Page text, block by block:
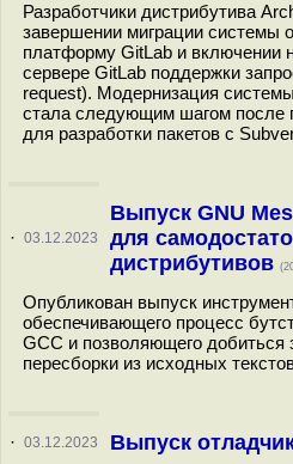
Разработчики дистрибутива
завершении миграции системы
платформу GitLab и включении
сервере GitLab поддержки
request). Модернизация
стала следующим шагом после
для разработки пакетов с
· 03.12.2023
Выпуск GNU
для
дистрибутивов
Опубликован выпуск
обеспечивающего процесс
GCC и позволяющего добиться
пересборки из исходных
· 03.12.2023 Выпуск